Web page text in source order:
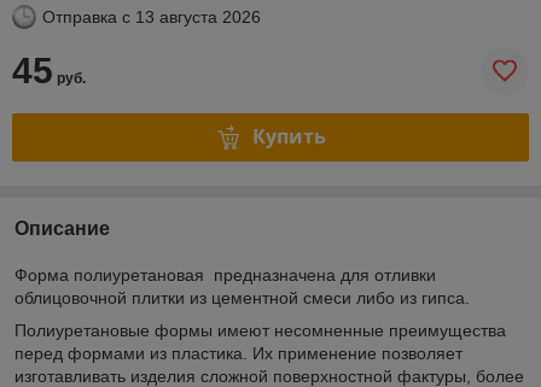
Отправка с 13 августа 2026
45 руб.
Купить
Описание
Форма полиуретановая предназначена для отливки
облицовочной плитки из цементной смеси либо из гипса.
Полиуретановые формы имеют несомненные преимущества
перед формами из пластика. Их применение позволяет
изготавливать изделия сложной поверхностной фактуры, более